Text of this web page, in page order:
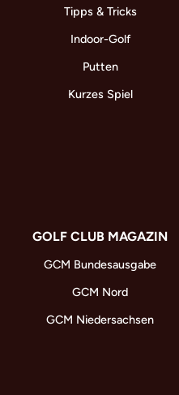
Tipps & Tricks
Indoor-Golf
Putten
Kurzes Spiel
GOLF CLUB MAGAZIN
GCM Bundesausgabe
GCM Nord
GCM Niedersachsen